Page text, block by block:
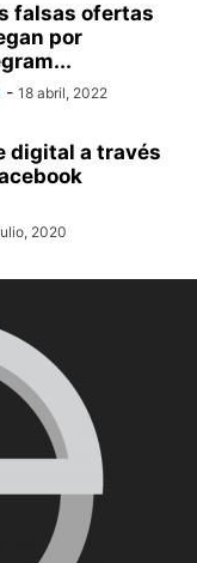
falsas ofertas
por
- 18 abril, 2022
digital a través
2020